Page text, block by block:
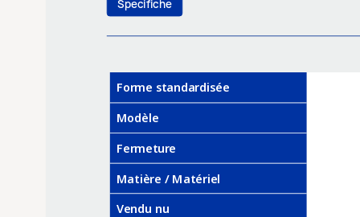
Specifiche
Forme standardisée
Modèle
Fermeture
Matière / Matériel
Vendu nu